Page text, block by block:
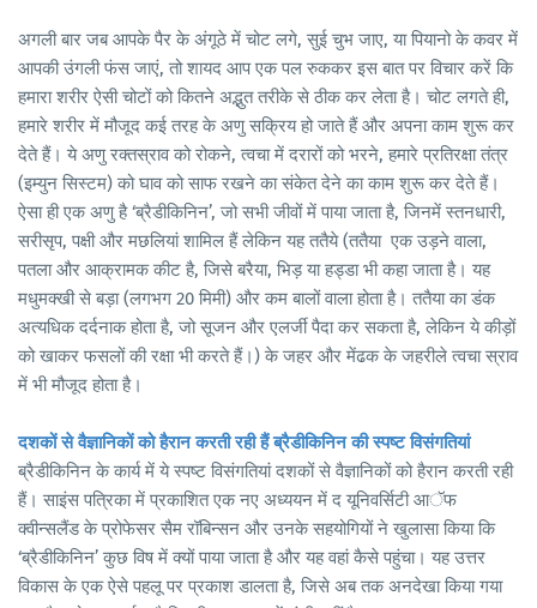
अगली बार जब आपके पैर के अंगूठे में चोट लगे, सुई चुभ जाए, या पियानो के कवर में
आपकी उंगली फंस जाएं, तो शायद आप एक पल रुककर इस बात पर विचार करें कि
हमारा शरीर ऐसी चोटों को कितने अद्भुत तरीके से ठीक कर लेता है। चोट लगते ही,
हमारे शरीर में मौजूद कई तरह के अणु सक्रिय हो जाते हैं और अपना काम शुरू कर
देते हैं। ये अणु रक्तस्राव को रोकने, त्वचा में दरारों को भरने, हमारे प्रतिरक्षा तंत्र
(इम्युन सिस्टम) को घाव को साफ रखने का संकेत देने का काम शुरू कर देते हैं।
ऐसा ही एक अणु है ‘ब्रैडीकिनिन’, जो सभी जीवों में पाया जाता है, जिनमें स्तनधारी,
सरीसृप, पक्षी और मछलियां शामिल हैं लेकिन यह ततैये (ततैया एक उड़ने वाला,
पतला और आक्रामक कीट है, जिसे बरैया, भिड़ या हड्डा भी कहा जाता है। यह
मधुमक्खी से बड़ा (लगभग 20 मिमी) और कम बालों वाला होता है। ततैया का डंक
अत्यधिक दर्दनाक होता है, जो सूजन और एलर्जी पैदा कर सकता है, लेकिन ये कीड़ों
को खाकर फसलों की रक्षा भी करते हैं।) के जहर और मेंढक के जहरीले त्वचा स्राव
में भी मौजूद होता है।
दशकों से वैज्ञानिकों को हैरान करती रही हैं ब्रैडीकिनिन की स्पष्ट विसंगतियां
ब्रैडीकिनिन के कार्य में ये स्पष्ट विसंगतियां दशकों से वैज्ञानिकों को हैरान करती रही
हैं। साइंस पत्रिका में प्रकाशित एक नए अध्ययन में द यूनिवर्सिटी आॅफ
क्वीन्सलैंड के प्रोफेसर सैम रॉबिन्सन और उनके सहयोगियों ने खुलासा किया कि
‘ब्रैडीकिनिन’ कुछ विष में क्यों पाया जाता है और यह वहां कैसे पहुंचा। यह उत्तर
विकास के एक ऐसे पहलू पर प्रकाश डालता है, जिसे अब तक अनदेखा किया गया